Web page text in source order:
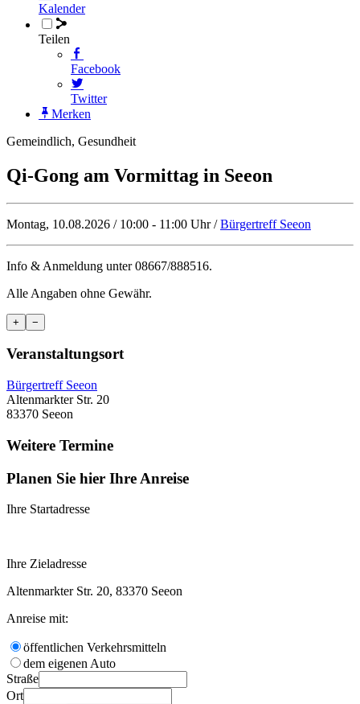
Kalender
Teilen
Facebook
Twitter
Merken
Gemeindlich, Gesundheit
Qi-Gong am Vormittag in Seeon
Montag, 10.08.2026 / 10:00 - 11:00 Uhr /Bürgertreff Seeon
Info & Anmeldung unter 08667/888516.
Alle Angaben ohne Gewähr.
+ −
Veranstaltungsort
Bürgertreff Seeon
Altenmarkter Str. 20
83370 Seeon
Weitere Termine
Planen Sie hier Ihre Anreise
Ihre Startadresse
Ihre Zieladresse
Altenmarkter Str. 20, 83370 Seeon
Anreise mit:
öffentlichen Verkehrsmitteln
dem eigenen Auto
Straße
Ort